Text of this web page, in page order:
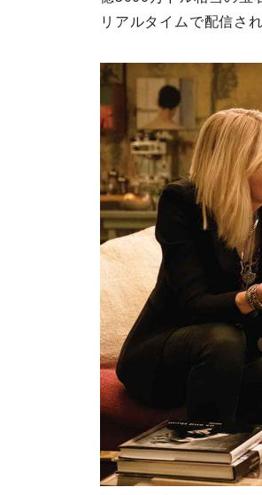
リアルタイムで配信さ